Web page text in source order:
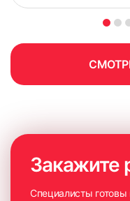
Закажите
Специалисты готовы